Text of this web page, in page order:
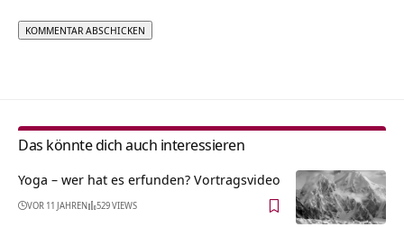
Das könnte dich auch interessieren
Yoga – wer hat es erfunden? Vortragsvideo
VOR 11 JAHREN 529 VIEWS